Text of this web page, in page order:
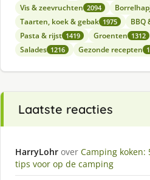
Vis & zeevruchten 2094
Taarten, koek & gebak 1975 BBQ
Pasta & rijst 1419 Groenten 1312
Salades 1216 Gezonde recepten
Laatste reacties
HarryLohr over Camping koken:
tips voor op de camping